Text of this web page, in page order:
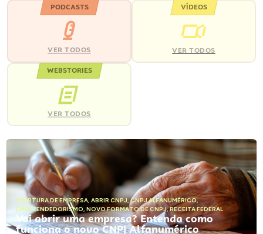
PODCASTS
VER TODOS
VÍDEOS
VER TODOS
WEBSTORIES
VER TODOS
ABERTURA DE EMPRESA, ABRIR CNPJ,CNPJ ALFANUMÉRICO,
EMPREENDEDORISMO, NOVO FORMATO DE CNPJ,RECEITA FEDERAL
Vai abrir uma empresa? Entenda como
funciona o novo CNPJ Alfanumérico